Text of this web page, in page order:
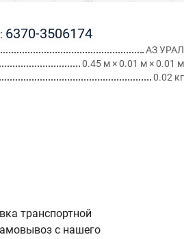
6370-3506174
АЗ УРАЛ
0.45 м × 0.01 м × 0.01 м
0.02 кг
транспортной
с нашего